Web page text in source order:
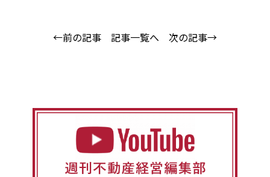
←前の記事 記事一覧へ 次の記事→